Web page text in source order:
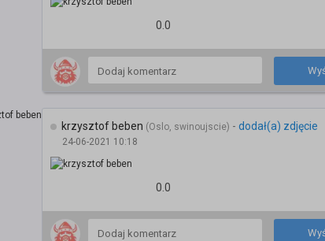
0.0
krzysztof beben (Oslo, swinoujscie) - dodał(a) zdjęcie
24-06-2021 10:18
0.0